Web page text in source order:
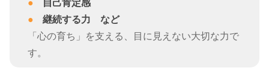
自己肯定感
継続する力 など
「心の育ち」を支える、目に見えない大切な力で
す。